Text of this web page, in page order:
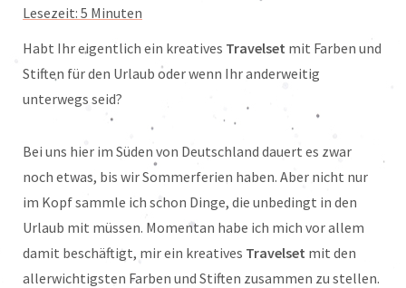
Lesezeit: 5 Minuten
Habt Ihr eigentlich ein kreatives Travelset mit Farben und
Stiften für den Urlaub oder wenn Ihr anderweitig
unterwegs seid?
Bei uns hier im Süden von Deutschland dauert es zwar
noch etwas, bis wir Sommerferien haben. Aber nicht nur
im Kopf sammle ich schon Dinge, die unbedingt in den
Urlaub mit müssen. Momentan habe ich mich vor allem
damit beschäftigt, mir ein kreatives Travelset mit den
allerwichtigsten Farben und Stiften zusammen zu stellen.